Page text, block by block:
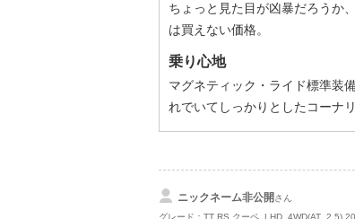
ちょっと見た目が凶暴だろうか
は買えない価格。
乗り心地
マグネティック・ライド標準装
れでいてしっかりとしたコーナ
ニックネーム非公開さん
グレード：TT RS クーペ_LHD_4WD(AT_2.5)